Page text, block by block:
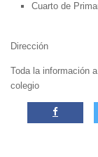
Cuarto de
Dirección
Toda la información
colegio